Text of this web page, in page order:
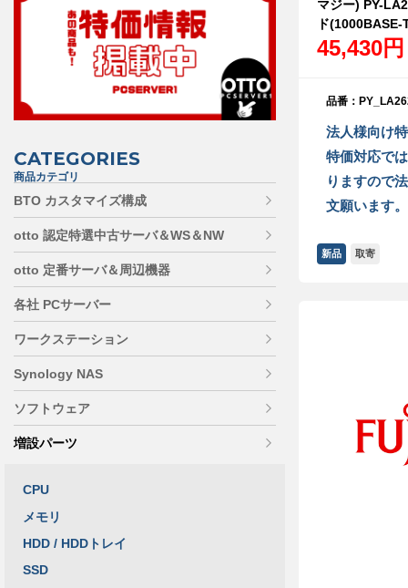
マジー) PY-
ド(1000BASE-
45,430円
品番：
法人様向け
特価対応で
りますので
文願います。
新品 取寄
CATEGORIES
商品カテゴリ
BTO カスタマイズ構成
otto 認定特選中古サーバ＆WS＆NW
otto 定番サーバ＆周辺機器
各社 PCサーバー
ワークステーション
Synology NAS
ソフトウェア
増設パーツ
CPU
メモリ
HDD / HDDトレイ
SSD